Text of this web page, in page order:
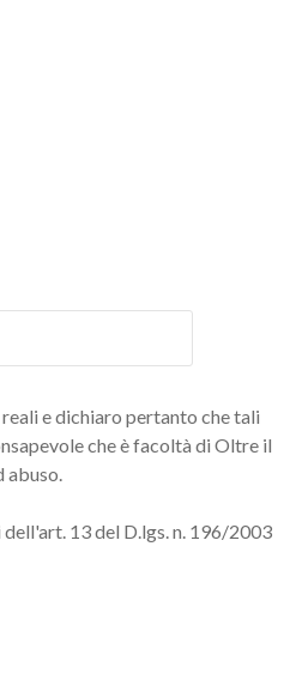
e dichiaro pertanto che tali
che è facoltà di Oltre il
abuso.
13 del D.lgs. n. 196/2003